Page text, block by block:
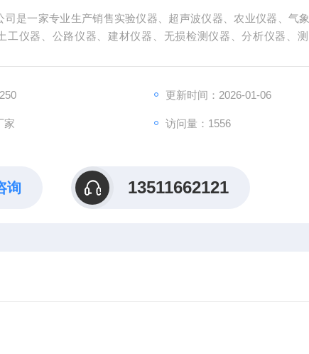
司是一家专业生产销售实验仪器、超声波仪器、农业仪器、气象
工仪器、公路仪器、建材仪器、无损检测仪器、分析仪器、测
：摇床（恒温摇床，摇瓶机/转瓶机），气浴振荡器，水浴恒温
水循环机
更新时间：2026-01-06
家 访问量：1556
询 13511662121